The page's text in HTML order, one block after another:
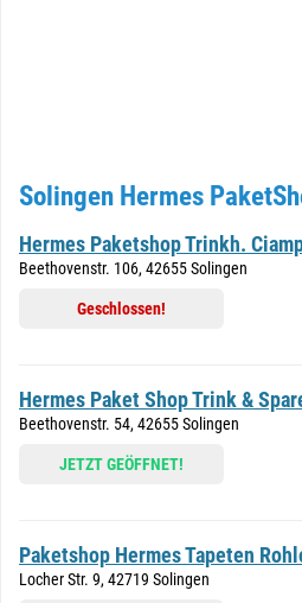
Solingen Hermes
Hermes Paketshop Trinkh.
Beethovenstr. 106, 42655 Solingen
Geschlossen!
Hermes Paket Shop Trink &
Beethovenstr. 54, 42655 Solingen
JETZT GEÖFFNET!
Paketshop Hermes Tapeten
Locher Str. 9, 42719 Solingen